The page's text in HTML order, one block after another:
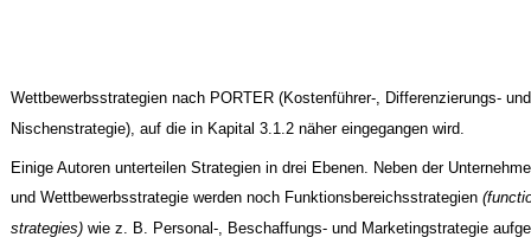
Wettbewerbsstrategien nach PORTER (Kostenführer-, Differenzierungs- und
Nischenstrategie), auf die in Kapital 3.1.2 näher eingegangen wird.
Einige Autoren unterteilen Strategien in drei Ebenen. Neben der
und Wettbewerbsstrategie werden noch Funktionsbereichsstrategien
strategies)wie z. B. Personal-, Beschaffungs- und Marketingstrategie